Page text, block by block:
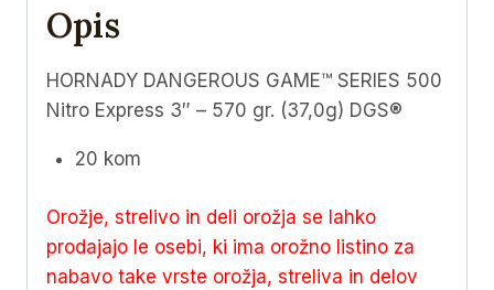
570
gr.
(37,0g)
DGS®
Opis
HORNADY DANGEROUS GAME™ SERIES 500
Nitro Express 3″ – 570 gr. (37,0g) DGS®
20 kom
Orožje, strelivo in deli orožja se lahko
prodajajo le osebi, ki ima orožno listino za
nabavo take vrste orožja, streliva in delov